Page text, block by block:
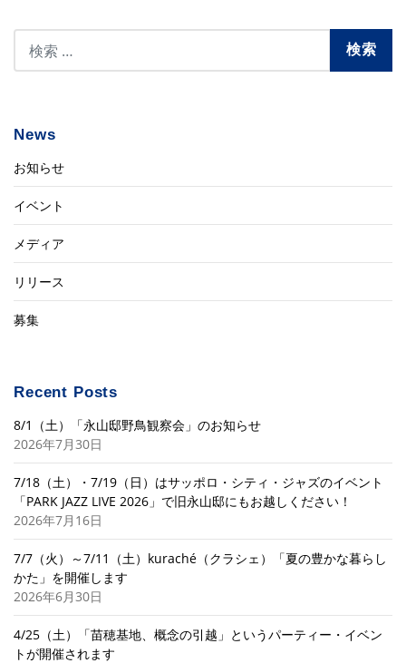
News
お知らせ
イベント
メディア
リリース
募集
Recent Posts
8/1（土）「永山邸野鳥観察会」のお知らせ
2026年7月30日
7/18（土）・7/19（日）はサッポロ・シティ・ジャズのイベント
「PARK JAZZ LIVE 2026」で旧永山邸にもお越しください！
2026年7月16日
7/7（火）～7/11（土）kuraché（クラシェ）「夏の豊かな暮らし
かた」を開催します
2026年6月30日
4/25（土）「苗穂基地、概念の引越」というパーティー・イベン
トが開催されます